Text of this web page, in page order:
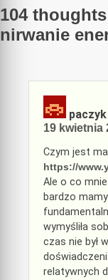
104
nirwanie
paczyk
19 kwietnia
Czym jest
https://
Ale o co
bardzo
wymyśliła
czas nie był
relatywnych